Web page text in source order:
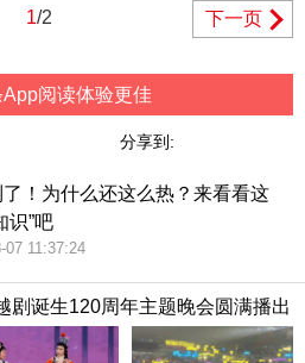
1/2 下一页
阅读体验更佳
分享到:
了！为什么还这么热？来看看这
识”吧
07 11:37:24
剧诞生120周年主题晚会圆满播出